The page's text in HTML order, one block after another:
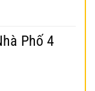
Phố 4